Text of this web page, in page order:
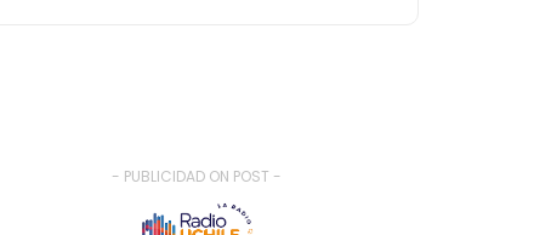
- PUBLICIDAD ON POST -